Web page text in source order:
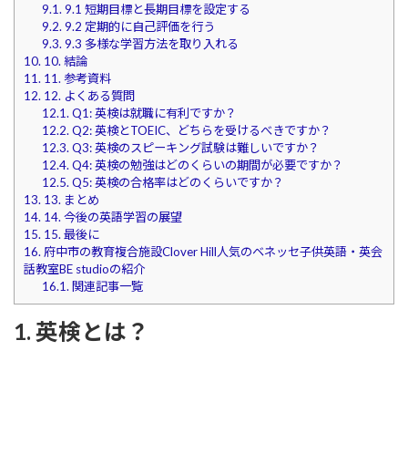
9.1. 9.1 短期目標と長期目標を設定する
9.2. 9.2 定期的に自己評価を行う
9.3. 9.3 多様な学習方法を取り入れる
10. 10. 結論
11. 11. 参考資料
12. 12. よくある質問
12.1. Q1: 英検は就職に有利ですか？
12.2. Q2: 英検とTOEIC、どちらを受けるべきですか？
12.3. Q3: 英検のスピーキング試験は難しいですか？
12.4. Q4: 英検の勉強はどのくらいの期間が必要ですか？
12.5. Q5: 英検の合格率はどのくらいですか？
13. 13. まとめ
14. 14. 今後の英語学習の展望
15. 15. 最後に
16. 府中市の教育複合施設Clover Hill人気のベネッセ子供英語・英会
話教室BE studioの紹介
16.1. 関連記事一覧
1. 英検とは？